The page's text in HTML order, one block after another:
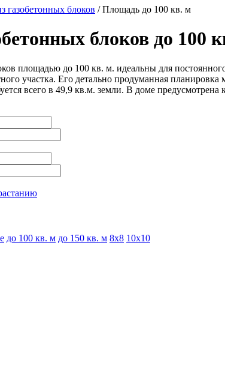
газобетонных блоков / Площадь до 100 кв. м
блоков до 100
площадью до 100 кв. м. идеальны для
участка. Его детально продуманная
всего в 49,9 кв.м. земли. В доме предусмотрена
до 100 кв. м до 150 кв. м 8x8 10x10